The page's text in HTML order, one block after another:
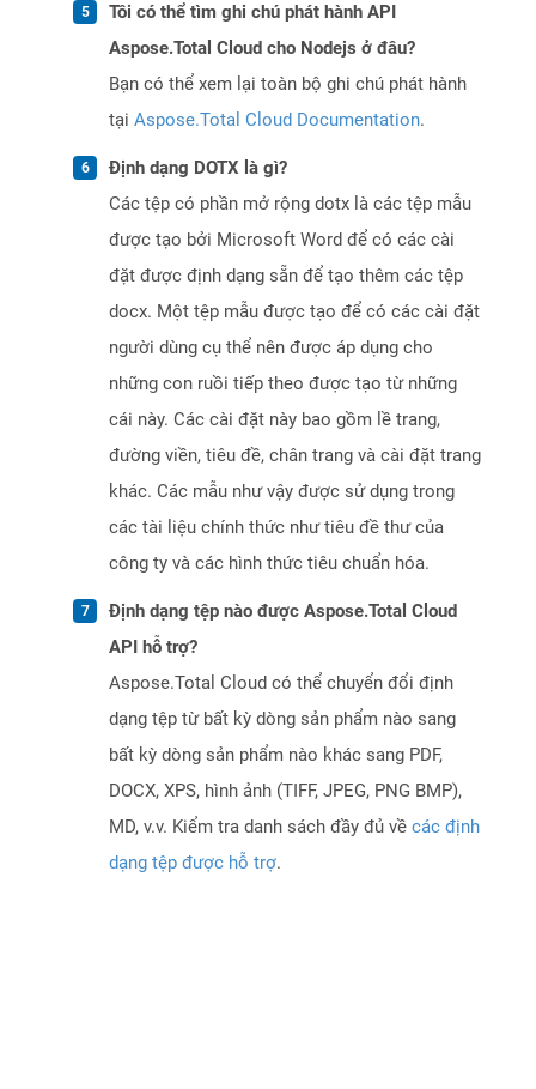
Tôi có thể tìm ghi chú phát hành API
Aspose.Total Cloud cho Nodejs ở đâu?
Bạn có thể xem lại toàn bộ ghi chú phát hành
tại Aspose.Total Cloud Documentation.
Định dạng DOTX là gì?
Các tệp có phần mở rộng dotx là các tệp mẫu
được tạo bởi Microsoft Word để có các cài
đặt được định dạng sẵn để tạo thêm các tệp
docx. Một tệp mẫu được tạo để có các cài đặt
người dùng cụ thể nên được áp dụng cho
những con ruồi tiếp theo được tạo từ những
cái này. Các cài đặt này bao gồm lề trang,
đường viền, tiêu đề, chân trang và cài đặt trang
khác. Các mẫu như vậy được sử dụng trong
các tài liệu chính thức như tiêu đề thư của
công ty và các hình thức tiêu chuẩn hóa.
Định dạng tệp nào được Aspose.Total Cloud
API hỗ trợ?
Aspose.Total Cloud có thể chuyển đổi định
dạng tệp từ bất kỳ dòng sản phẩm nào sang
bất kỳ dòng sản phẩm nào khác sang PDF,
DOCX, XPS, hình ảnh (TIFF, JPEG, PNG BMP),
MD, v.v. Kiểm tra danh sách đầy đủ về các định
dạng tệp được hỗ trợ.